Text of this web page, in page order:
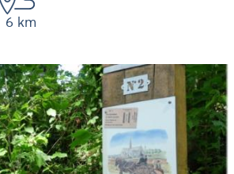
6 km